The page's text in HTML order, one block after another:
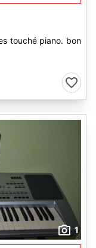
touché piano. bon
1